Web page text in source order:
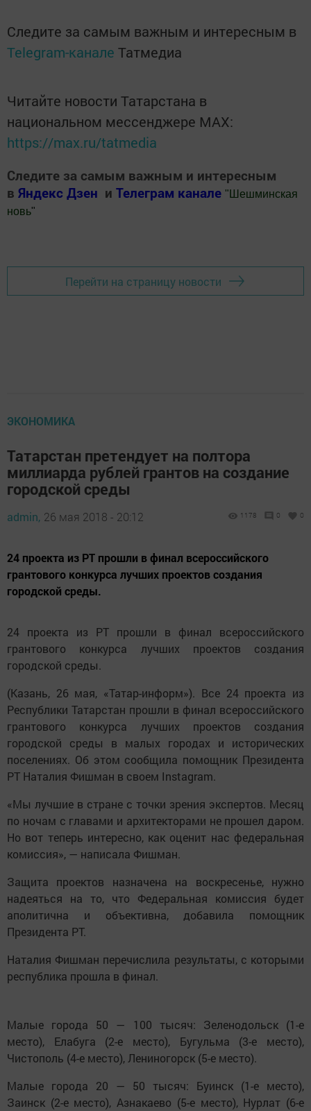
Следите за самым важным и интересным в
Telegram-канале Татмедиа
Читайте новости Татарстана в
национальном мессенджере MАХ:
https://max.ru/tatmedia
Следите за самым важным и интересным
в Яндекс Дзен и Телеграм канале " Шешминская
новь"
Перейти на страницу новости
ЭКОНОМИКА
Татарстан претендует на полтора
миллиарда рублей грантов на создание
городской среды
admin, 26 мая 2018 - 20:12 1178 0 0
24 проекта из РТ прошли в финал всероссийского
грантового конкурса лучших проектов создания
городской среды.
24 проекта из РТ прошли в финал всероссийского
грантового конкурса лучших проектов создания
городской среды.
(Казань, 26 мая, «Татар-информ»). Все 24 проекта из
Республики Татарстан прошли в финал всероссийского
грантового конкурса лучших проектов создания
городской среды в малых городах и исторических
поселениях. Об этом сообщила помощник Президента
РТ Наталия Фишман в своем Instagram.
«Мы лучшие в стране с точки зрения экспертов. Месяц
по ночам с главами и архитекторами не прошел даром.
Но вот теперь интересно, как оценит нас федеральная
комиссия», — написала Фишман.
Защита проектов назначена на воскресенье, нужно
надеяться на то, что Федеральная комиссия будет
аполитична и объективна, добавила помощник
Президента РТ.
Наталия Фишман перечислила результаты, с которыми
республика прошла в финал.
Малые города 50 — 100 тысяч: Зеленодольск (1-е
место), Елабуга (2-е место), Бугульма (3-е место),
Чистополь (4-е место), Лениногорск (5-е место).
Малые города 20 — 50 тысяч: Буинск (1-е место),
Заинск (2-е место), Азнакаево (5-е место), Нурлат (6-е